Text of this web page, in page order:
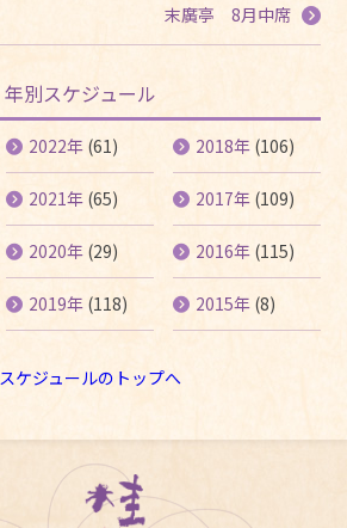
末廣亭 8月中席
年別スケジュール
2022年 (61)
2021年 (65)
2020年 (29)
2019年 (118)
2018年(106)
2017年(109)
2016年(115)
2015年(8)
スケジュールのトップへ